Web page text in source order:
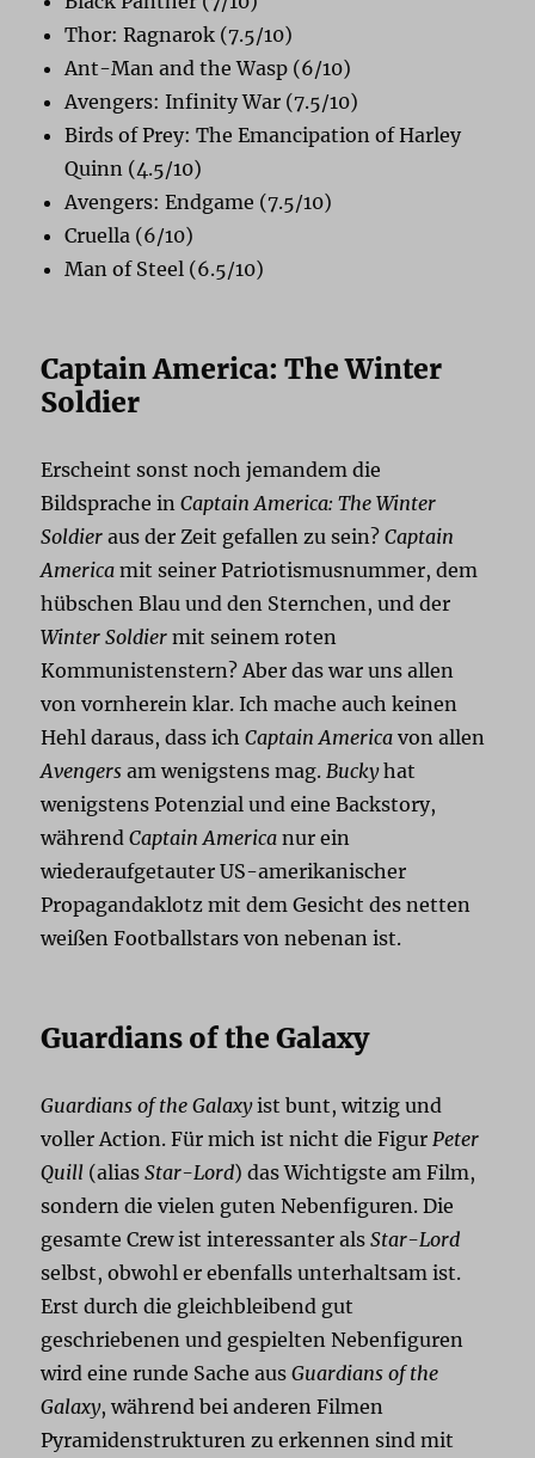
Thor: Ragnarok (7.5/10)
Ant-Man and the Wasp (6/10)
Avengers: Infinity War (7.5/10)
Birds of Prey: The Emancipation of Harley
Quinn (4.5/10)
Avengers: Endgame (7.5/10)
Cruella (6/10)
Man of Steel (6.5/10)
Captain America: The Winter
Soldier
Erscheint sonst noch jemandem die
Bildsprache inCaptain America: The Winter
Soldier aus der Zeit gefallen zu sein?Captain
America mit seiner Patriotismusnummer, dem
hübschen Blau und den Sternchen, und der
Winter Soldier mit seinem roten
Kommunistenstern? Aber das war uns allen
von vornherein klar. Ich mache auch keinen
Hehl daraus, dass ichCaptain America von allen
Avengers am wenigstens mag. Buckyhat
wenigstens Potenzial und eine Backstory,
währendCaptain America nur ein
wiederaufgetauter US-amerikanischer
Propagandaklotz mit dem Gesicht des netten
weißen Footballstars von nebenan ist.
Guardians of the Galaxy
Guardians of the Galaxyist bunt, witzig und
voller Action. Für mich ist nicht die Figur Peter
Quill (aliasStar-Lord) das Wichtigste am Film,
sondern die vielen guten Nebenfiguren. Die
gesamte Crew ist interessanter alsStar-Lord
selbst, obwohl er ebenfalls unterhaltsam ist.
Erst durch die gleichbleibend gut
geschriebenen und gespielten Nebenfiguren
wird eine runde Sache ausGuardians of the
Galaxy, während bei anderen Filmen
Pyramidenstrukturen zu erkennen sind mit